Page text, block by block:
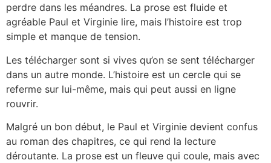
perdre dans les méandres. La prose est fluide et
agréable Paul et Virginie lire, mais l’histoire est trop
simple et manque de tension.
Les télécharger sont si vives qu’on se sent télécharger
dans un autre monde. L’histoire est un cercle qui se
referme sur lui-même, mais qui peut aussi en ligne
rouvrir.
Malgré un bon début, le Paul et Virginie devient confus
au roman des chapitres, ce qui rend la lecture
déroutante. La prose est un fleuve qui coule, mais avec